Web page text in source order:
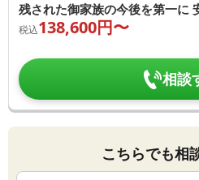
残された御家族の今後を第一に
税込138,600円〜
相談
こちらでも相